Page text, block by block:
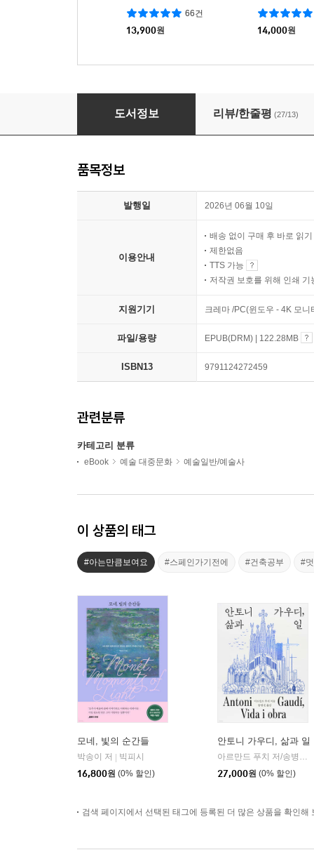
66건
13,900원
문학
14,000원
안토니 가우디, 삶과 일
도서정보 리뷰/한줄평 (27/13)
품목정보
발행일 2026년 06월 10일
이용안내
배송 없이 구매 후 바로 읽기
제한없음
TTS 가능
저작권 보호를 위해 인쇄 기
지원기기 크레마 /PC(윈도우 - 4K 모
파일/용량 EPUB(DRM) | 122.28MB
ISBN13 9791124272459
관련분류
카테고리 분류
eBook 예술 대중문화 예술일반/예술사
이 상품의 태그
#아는만큼보여요 #스페인가기전에 #건축공부 #
모네, 빛의 순간들
박송이 저 | 빅피시
16,800원 (0% 할인)
안토니 가우디, 삶과 일
27,000원 (0% 할인)
검색 페이지에서 선택된 태그에 등록된 더 많은 상품을 확인해